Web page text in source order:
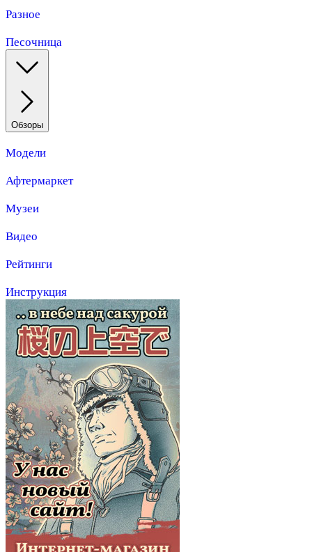
Разное
Песочница
Обзоры
Модели
Афтермаркет
Музеи
Видео
Рейтинги
Инструкция